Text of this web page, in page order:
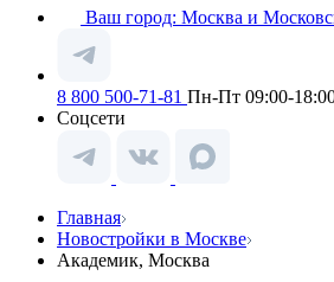
Ваш город: Москва и
8 800 500-71-81 Пн-Пт 09:00-
Соцсети
Главная
Новостройки в Москве
Академик, Москва